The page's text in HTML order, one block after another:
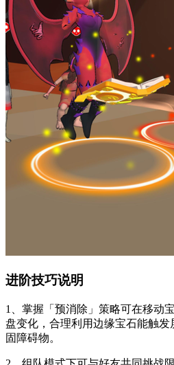
进阶技巧说明
1、掌握「预消除」策略可在移动
盘变化，合理利用边缘宝石能触
固障碍物。